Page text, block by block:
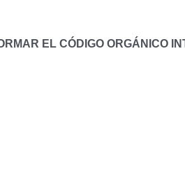
EL CÓDIGO ORGÁNICO